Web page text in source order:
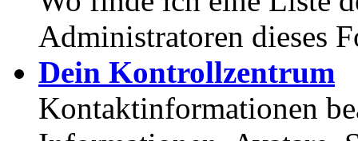
Administratoren dieses
Dein Kontrollzentrum
Kontaktinformationen